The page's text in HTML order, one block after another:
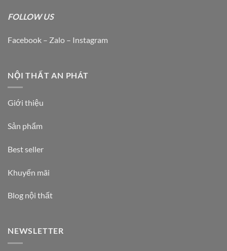
FOLLOW US
Facebook – Zalo – Instagram
NỘI THẤT AN PHÁT
Giới thiệu
Sản phẩm
Best seller
Khuyến mãi
Blog nội thất
NEWSLETTER